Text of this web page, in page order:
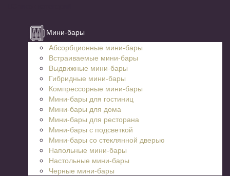
Мини-бары
Абсорбционные мини-бары
Встраиваемые мини-бары
Выдвижные мини-бары
Гибридные мини-бары
Компрессорные мини-бары
Мини-бары для гостиниц
Мини-бары для дома
Мини-бары для ресторана
Мини-бары с подсветкой
Мини-бары со стеклянной дверью
Напольные мини-бары
Настольные мини-бары
Черные мини-бары